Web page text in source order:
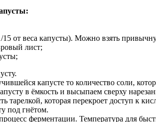
15 от веса капусты). Можно взять
лист;
капусте то количество соли,
в ёмкость и высыпаем сверху
тарелкой, которая перекроет доступ к
под гнётом.
ферментации. Температура для